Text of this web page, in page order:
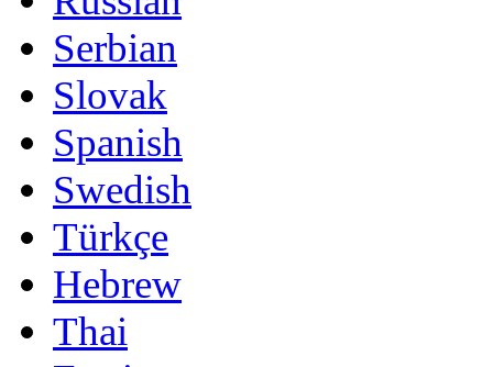
Serbian
Slovak
Spanish
Swedish
Türkçe
Hebrew
Thai